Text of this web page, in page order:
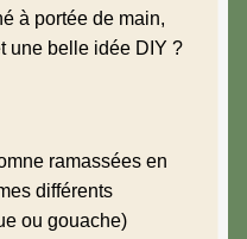
à portée de main,
une belle idée DIY ?
ramassées en
différents
ou gouache)